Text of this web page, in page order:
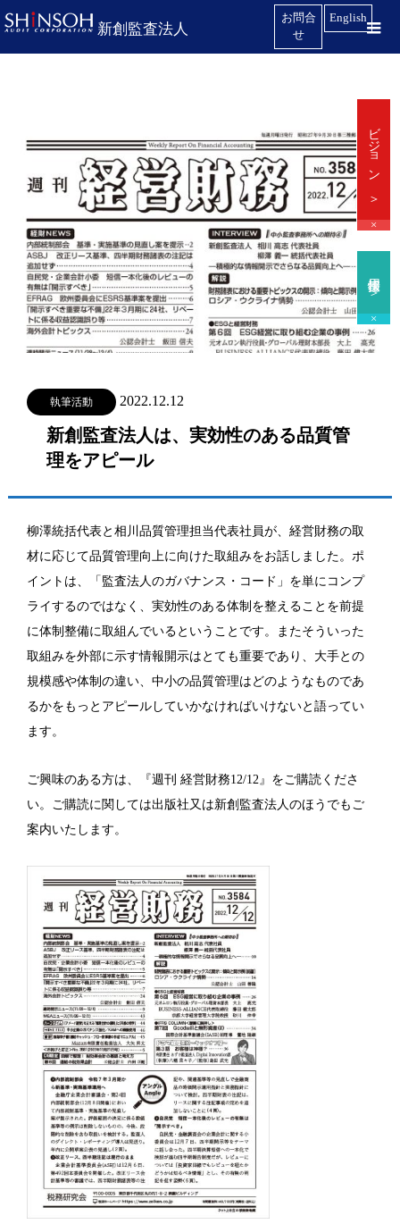
新創監査法人
English
お問合
せ
執筆活動 2022.12.12
新創監査法人は、実効性のある品質管
理をアピール
柳澤統括代表と相川品質管理担当代表社員が、経営財務の取
材に応じて品質管理向上に向けた取組みをお話しました。ポ
イントは、「監査法人のガバナンス・コード」を単にコンプ
ライするのではなく、実効性のある体制を整えることを前提
に体制整備に取組んでいるということです。またそういった
取組みを外部に示す情報開示はとても重要であり、大手との
規模感や体制の違い、中小の品質管理はどのようなものであ
るかをもっとアピールしていかなければいけないと語ってい
ます。
ご興味のある方は、『週刊 経営財務12/12』をご購読くださ
い。ご購読に関しては出版社又は新創監査法人のほうでもご
案内いたします。
ビジョン ＞
×
採用情報 ＞
×